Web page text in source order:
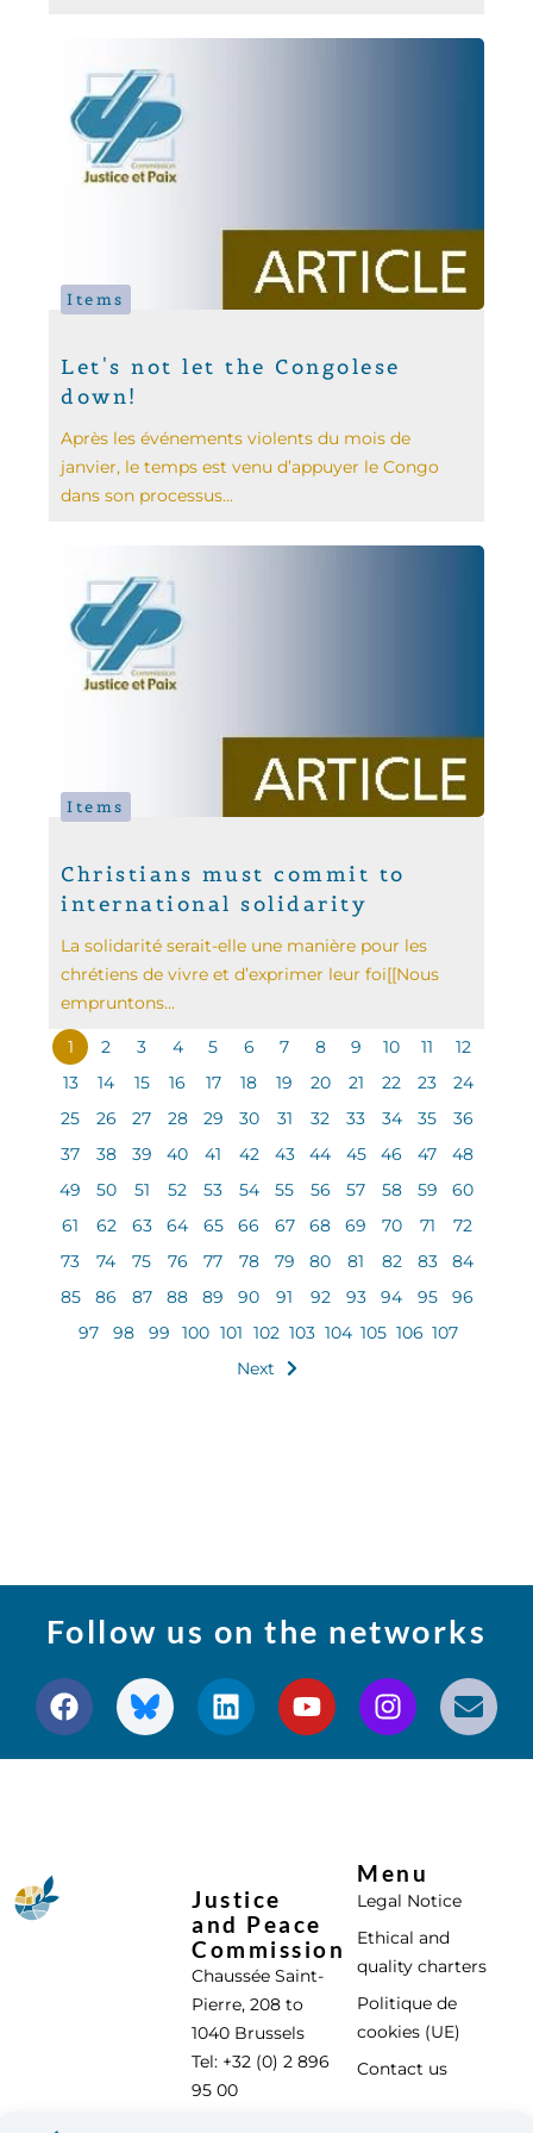
Items
Let's not let the Congolese
down!
Après les événements violents du mois de
janvier, le temps est venu d’appuyer le Congo
dans son processus...
Items
Christians must commit to
international solidarity
La solidarité serait-elle une manière pour les
chrétiens de vivre et d’exprimer leur foi[[Nous
empruntons...
1 2 3 4 5 6 7 8 9 10 11
12
13
14 15 16 17 18 19 20 21 22 23
24
25
26 27 28 29 30 31 32 33 34 35
36
37
38 39 40 41 42 43 44 45 46 47
48
49
50 51 52 53 54 55 56 57 58 59
60
61
62 63 64 65 66 67 68 69 70 71
72
73
74 75 76 77 78 79 80 81 82 83
84
85
86 87 88 89 90 91 92 93 94 95
96
97
98 99 100 101 102 103 104 105 106 107
Next
Follow us on the networks
Justice
and Peace
Commission
Chaussée Saint-
Pierre, 208 to
1040 Brussels
Tel: +32 (0) 2 896
95 00
Menu
Legal Notice
Ethical and
quality charters
Politique de
cookies (UE)
Contact us